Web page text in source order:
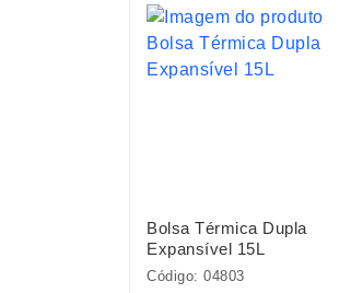
Bolsa Térmica Dupla
Expansível 15L
Código: 04803